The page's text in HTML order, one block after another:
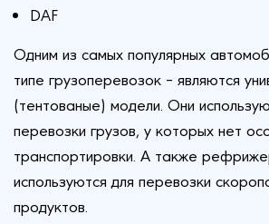
DAF
Одним из самых популярных
типе грузоперевозок – являются
(тентованые) модели. Они
перевозки грузов, у которых нет
транспортировки. А также
используются для перевозки
продуктов.